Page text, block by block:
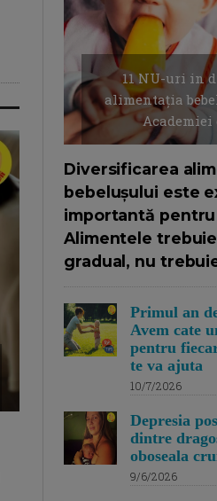
11 NU-uri in
alimentația
Academiei
Diversificarea
bebelușului este
importantă pentru
Alimentele
gradual, nu
Primul an
Avem cate
pentru
te va ajuta
10/7/2026
Depresia
dintre
oboseala
9/6/2026